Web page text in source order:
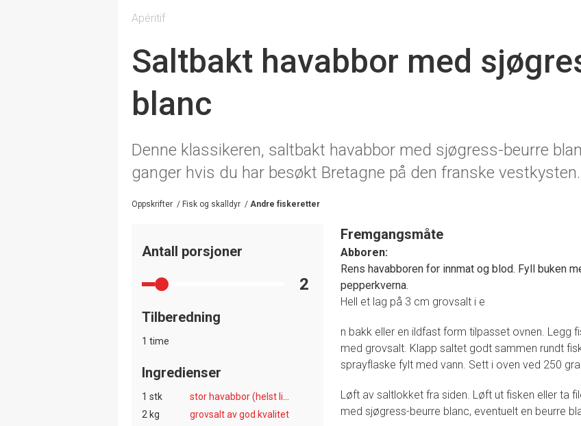
Apéritif
Saltbakt havabbor med
blanc
Denne klassikeren, saltbakt havabbor med sjøgress-beurre
ganger hvis du har besøkt Bretagne på den franske vestkysten.
Oppskrifter / Fisk og skalldyr / Andre fiskeretter
Antall porsjoner
2
Tilberedning
1 time
Ingredienser
1 stk
2 kg
grovsalt av god kvalitet
Fremgangsmåte
Abboren:
Rens havabboren for innmat og blod. Fyll buken
pepperkverna.
Hell et lag på 3 cm grovsalt i e
n bakk eller en ildfast form tilpasset ovnen. Legg
med grovsalt. Klapp saltet godt sammen rundt
sprayflaske fylt med vann. Sett i oven ved 250
Løft av saltlokket fra siden. Løft ut fisken eller ta
med sjøgress-beurre blanc, eventuelt en beurre